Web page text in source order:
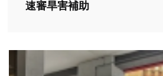
速審旱害補助